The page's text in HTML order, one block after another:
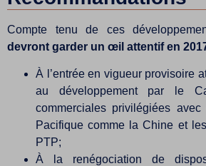
Compte tenu de ces
devront garder un œil attentif en
À l’entrée en vigueur provisoire
au développement par le
commerciales privilégiées
Pacifique comme la Chine et
PTP;
À la renégociation de